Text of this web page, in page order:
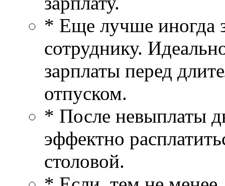
* Еще лучше иногда
сотруднику.
зарплаты перед
отпуском.
* После невыплаты
эффектно
столовой.